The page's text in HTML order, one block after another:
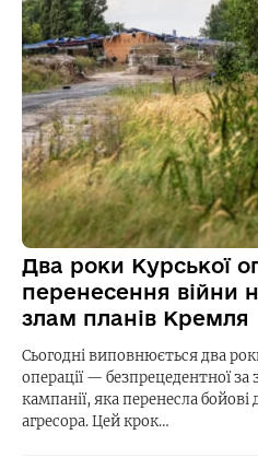
Два роки Курської
перенесення війни
злам планів Кремля
Сьогодні виповнюється два
операції — безпрецедентної
кампанії, яка перенесла
агресора. Цей крок…